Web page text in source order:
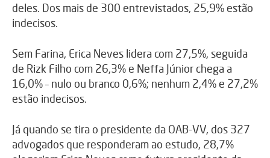
deles. Dos mais de 300 entrevistados, 25,9% estão
indecisos.
Sem Farina, Erica Neves lidera com 27,5%, seguida
de Rizk Filho com 26,3% e Neffa Júnior chega a
16,0% – nulo ou branco 0,6%; nenhum 2,4% e 27,2%
estão indecisos.
Já quando se tira o presidente da OAB-VV, dos 327
advogados que responderam ao estudo, 28,7%